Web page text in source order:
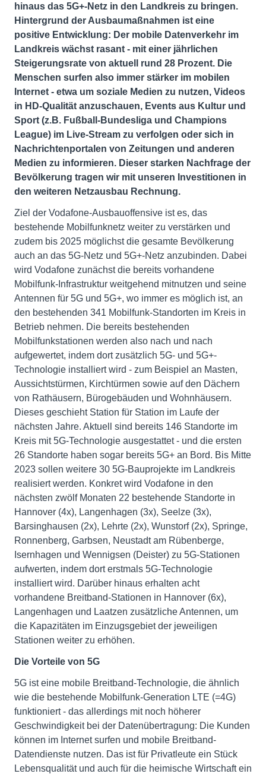
hinaus das 5G+-Netz in den Landkreis zu bringen.
Hintergrund der Ausbaumaßnahmen ist eine
positive Entwicklung: Der mobile Datenverkehr im
Landkreis wächst rasant - mit einer jährlichen
Steigerungsrate von aktuell rund 28 Prozent. Die
Menschen surfen also immer stärker im mobilen
Internet - etwa um soziale Medien zu nutzen, Videos
in HD-Qualität anzuschauen, Events aus Kultur und
Sport (z.B. Fußball-Bundesliga und Champions
League) im Live-Stream zu verfolgen oder sich in
Nachrichtenportalen von Zeitungen und anderen
Medien zu informieren. Dieser starken Nachfrage der
Bevölkerung tragen wir mit unseren Investitionen in
den weiteren Netzausbau Rechnung.
Ziel der Vodafone-Ausbauoffensive ist es, das
bestehende Mobilfunknetz weiter zu verstärken und
zudem bis 2025 möglichst die gesamte Bevölkerung
auch an das 5G-Netz und 5G+-Netz anzubinden. Dabei
wird Vodafone zunächst die bereits vorhandene
Mobilfunk-Infrastruktur weitgehend mitnutzen und seine
Antennen für 5G und 5G+, wo immer es möglich ist, an
den bestehenden 341 Mobilfunk-Standorten im Kreis in
Betrieb nehmen. Die bereits bestehenden
Mobilfunkstationen werden also nach und nach
aufgewertet, indem dort zusätzlich 5G- und 5G+-
Technologie installiert wird - zum Beispiel an Masten,
Aussichtstürmen, Kirchtürmen sowie auf den Dächern
von Rathäusern, Bürogebäuden und Wohnhäusern.
Dieses geschieht Station für Station im Laufe der
nächsten Jahre. Aktuell sind bereits 146 Standorte im
Kreis mit 5G-Technologie ausgestattet - und die ersten
26 Standorte haben sogar bereits 5G+ an Bord. Bis Mitte
2023 sollen weitere 30 5G-Bauprojekte im Landkreis
realisiert werden. Konkret wird Vodafone in den
nächsten zwölf Monaten 22 bestehende Standorte in
Hannover (4x), Langenhagen (3x), Seelze (3x),
Barsinghausen (2x), Lehrte (2x), Wunstorf (2x), Springe,
Ronnenberg, Garbsen, Neustadt am Rübenberge,
Isernhagen und Wennigsen (Deister) zu 5G-Stationen
aufwerten, indem dort erstmals 5G-Technologie
installiert wird. Darüber hinaus erhalten acht
vorhandene Breitband-Stationen in Hannover (6x),
Langenhagen und Laatzen zusätzliche Antennen, um
die Kapazitäten im Einzugsgebiet der jeweiligen
Stationen weiter zu erhöhen.
Die Vorteile von 5G
5G ist eine mobile Breitband-Technologie, die ähnlich
wie die bestehende Mobilfunk-Generation LTE (=4G)
funktioniert - das allerdings mit noch höherer
Geschwindigkeit bei der Datenübertragung: Die Kunden
können im Internet surfen und mobile Breitband-
Datendienste nutzen. Das ist für Privatleute ein Stück
Lebensqualität und auch für die heimische Wirtschaft ein